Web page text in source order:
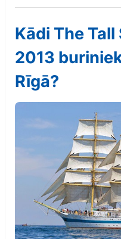
Kādi The Tall
2013
Rīgā?